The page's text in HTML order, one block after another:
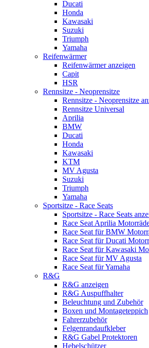
Ducati
Honda
Kawasaki
Suzuki
Triumph
Yamaha
Reifenwärmer
Reifenwärmer anzeigen
Capit
HSR
Rennsitze - Neoprensitze
Rennsitze - Neoprensitze
Rennsitze Universal
Aprilia
BMW
Ducati
Honda
Kawasaki
KTM
MV Agusta
Suzuki
Triumph
Yamaha
Sportsitze - Race Seats
Sportsitze - Race Seats
Race Seat Aprilia
Race Seat für BMW
Race Seat für Ducati
Race Seat für Kawasaki
Race Seat für MV Agusta
Race Seat für Yamaha
R&G
R&G anzeigen
R&G Auspuffhalter
Beleuchtung und Zubehör
Boxen und Montageteppich
Fahrerzubehör
Felgenrandaufkleber
R&G Gabel Protektoren
Hebelschützer